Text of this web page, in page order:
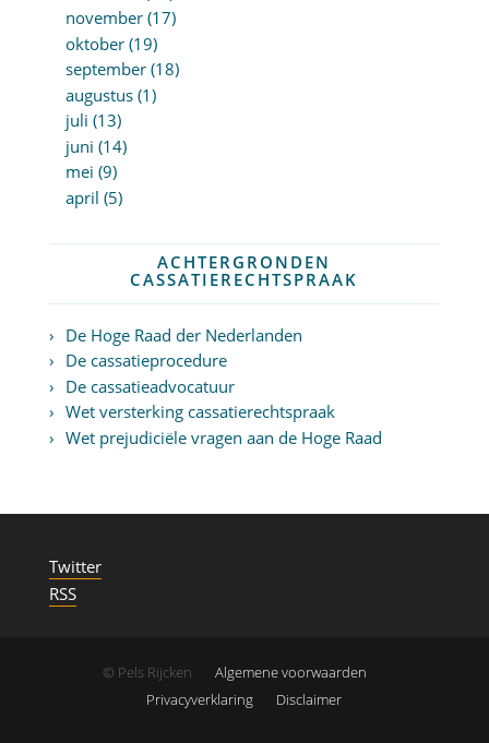
november (17)
oktober (19)
september (18)
augustus (1)
juli (13)
juni (14)
mei (9)
april (5)
ACHTERGRONDEN
CASSATIERECHTSPRAAK
De Hoge Raad der Nederlanden
De cassatieprocedure
De cassatieadvocatuur
Wet versterking cassatierechtspraak
Wet prejudiciële vragen aan de Hoge Raad
Twitter
RSS
© Pels Rijcken
Algemene voorwaarden
Privacyverklaring
Disclaimer